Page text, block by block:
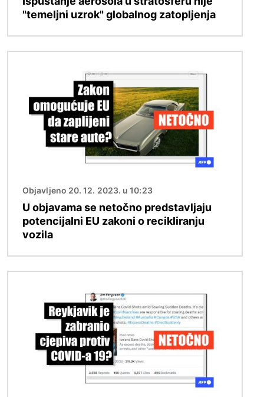
"temeljni uzrok" globalnog zatopljenja
Objavljeno 20. 12. 2023. u 10:23
U objavama se netočno predstavljaju
potencijalni EU zakoni o recikliranju
vozila